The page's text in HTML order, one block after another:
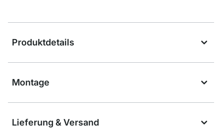
Produktdetails
Montage
Lieferung & Versand